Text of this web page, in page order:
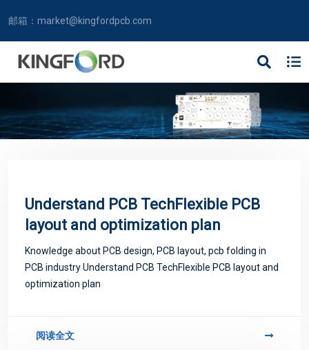
邮箱： market@kingfordpcb.com
Understand PCB TechFlexible PCB
layout and optimization plan
Knowledge about PCB design, PCB layout, pcb folding in
PCB industry Understand PCB TechFlexible PCB layout and
optimization plan
阅读全文